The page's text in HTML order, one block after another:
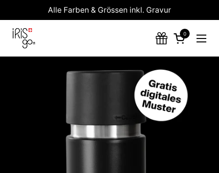
Zum Inhalt springenAlle Farben & Grössen inkl. Gravur
Warenkorb
0